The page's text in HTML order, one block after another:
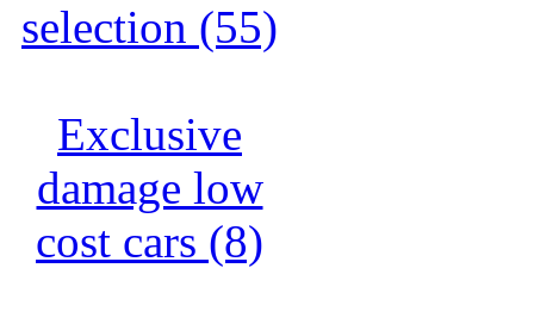
selection (55)
Exclusive
damage low
cost cars (8)